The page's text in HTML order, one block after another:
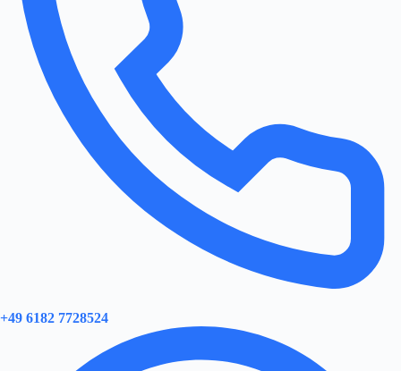
+49 6182 7728524